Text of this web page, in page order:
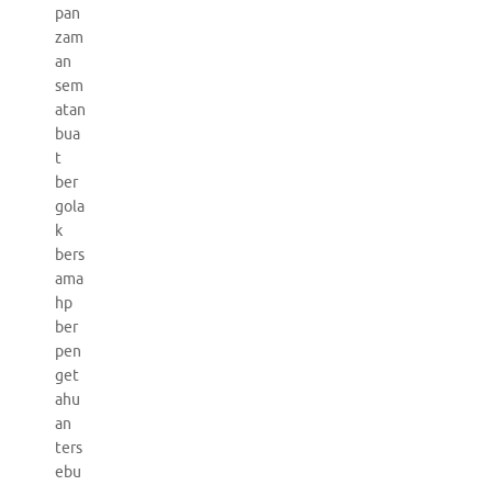
pan
zam
an
sem
atan
bua
t
ber
gola
k
bers
ama
hp
ber
pen
get
ahu
an
ters
ebu